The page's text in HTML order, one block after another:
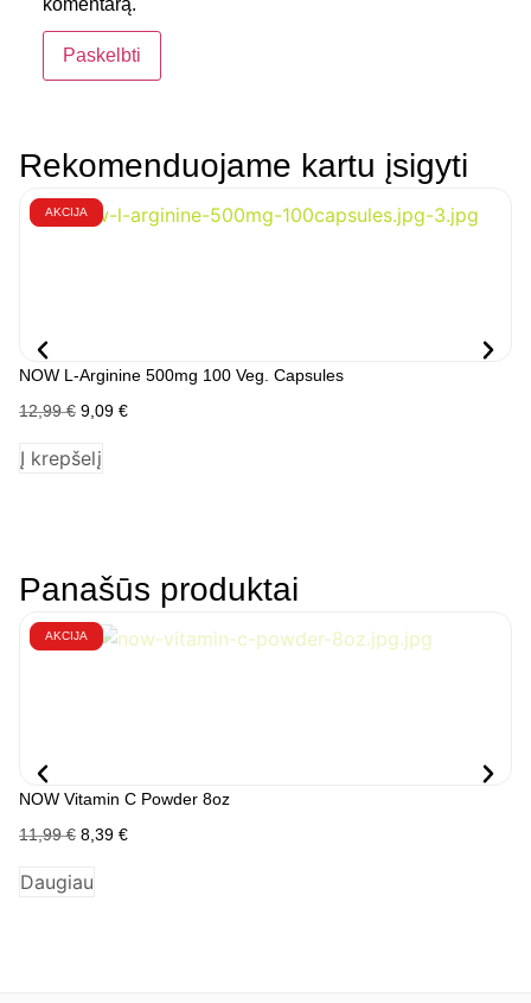
komentarą.
Rekomenduojame kartu įsigyti
AKCIJA
NOW L-Arginine 500mg 100 Veg. Capsules
12,99€ 9,09 €
Į krepšelį
Panašūs produktai
AKCIJA
NOW Vitamin C Powder 8oz
11,99€ 8,39 €
Daugiau